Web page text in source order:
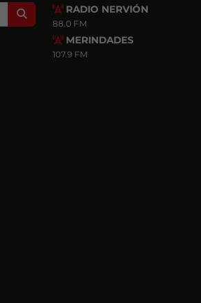
Search RADIO NERVIÓN
88.0 FM
MERINDADES
107.9 FM